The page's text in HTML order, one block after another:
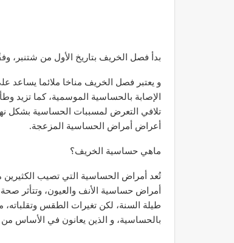
بدأ فصل الخريف بتاريخ الأول من شتنبر، وفقًا لعلم
و يعتبر فصل الخريف مناخا ملائما يساعد
الإصابة بالحساسية الموسمية، كما تزيد
تلافي التعرض لمسببات الحساسية بشكل
أعراض أمراض الحساسية المزعجة.
ماهي حساسية الخريف؟
تُعد أمراض الحساسية التي تصيب
أمراض حساسية الأنف والعيون، وتتأثر
طيلة السنة، لكن تغيرات الطقس
بالحساسية، و الذين يعانون في الأساس